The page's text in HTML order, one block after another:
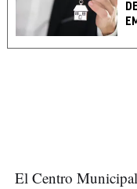
El Centro